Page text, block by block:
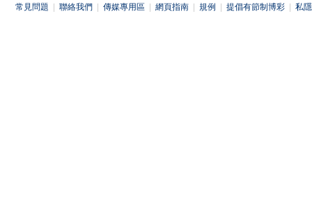
常見問題 聯絡我們 傳媒專用區 網頁指南 規例 提倡有節制博彩 私